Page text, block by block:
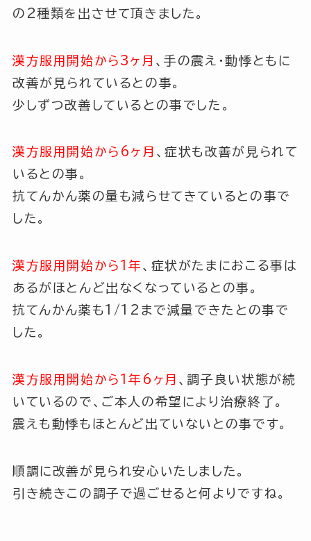
の2種類を出させて頂きました。
漢方服用開始から3ヶ月 、手の震え・動悸ともに
改善が見られているとの事。
少しずつ改善しているとの事でした。
漢方服用開始から6ヶ月 、症状も改善が見られて
いるとの事。
抗てんかん薬の量も減らせてきているとの事で
した。
漢方服用開始から1年 、症状がたまにおこる事は
あるがほとんど出なくなっているとの事。
抗てんかん薬も1/12まで減量できたとの事で
した。
漢方服用開始から1年6ヶ月 、調子良い状態が続
いているので、ご本人の希望により治療終了。
震えも動悸もほとんど出ていないとの事です。
順調に改善が見られ安心いたしました。
引き続きこの調子で過ごせると何よりですね。